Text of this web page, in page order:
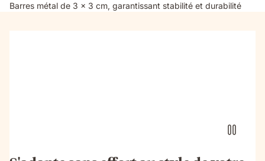
Barres métal de 3 x 3 cm, garantissant stabilité et durabilité